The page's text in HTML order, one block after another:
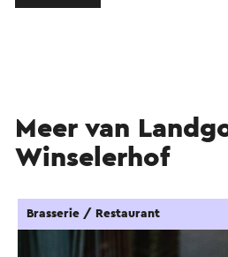
Meer van
Winselerhof
Brasserie / Restaurant